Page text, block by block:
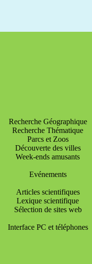
Recherche Géographique
Recherche Thématique
Parcs et Zoos
Découverte des villes
Week-ends amusants
Evénements
Articles scientifiques
Lexique scientifique
Sélection de sites web
Interface PC et téléphones